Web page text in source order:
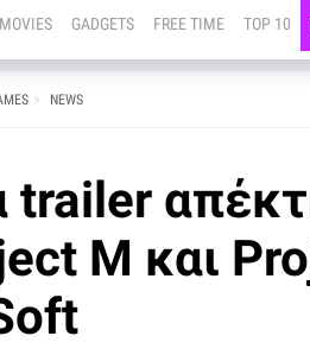
MOVIES GADGETS FREE TIME TOP 10
NEWS
trailer
M και